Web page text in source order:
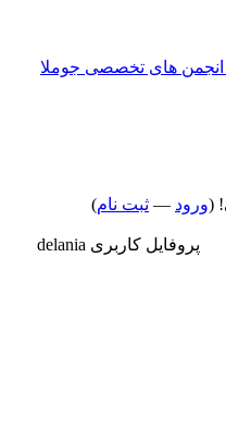
(ورود — ثبت نام)
پروفایل کاربری delania